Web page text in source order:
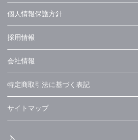
個人情報保護方針
採用情報
会社情報
特定商取引法に基づく表記
サイトマップ